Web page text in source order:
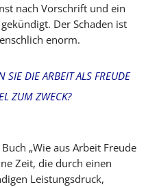
nach Vorschrift und ein
Der Schaden ist
enorm.
SIE DIE ARBEIT ALS FREUDE
ZUM ZWECK?
„Wie aus Arbeit Freude
Zeit, die durch einen
Leistungsdruck,